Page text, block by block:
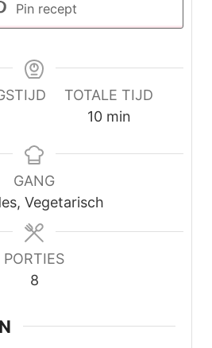
Pin recept
TOTALE TIJD
10minuten
min
GANG
Vegetarisch
PORTIES
8